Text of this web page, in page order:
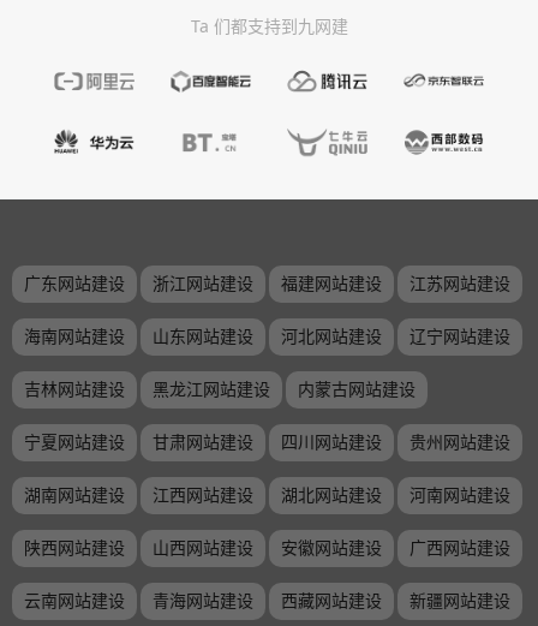
Ta 们都支持到九网建
广东网站建设 浙江网站建设 福建网站建设 江苏网站建设
海南网站建设 山东网站建设 河北网站建设 辽宁网站建设
吉林网站建设 黑龙江网站建设 内蒙古网站建设
宁夏网站建设 甘肃网站建设 四川网站建设 贵州网站建设
湖南网站建设 江西网站建设 湖北网站建设 河南网站建设
陕西网站建设 山西网站建设 安徽网站建设 广西网站建设
云南网站建设 青海网站建设 西藏网站建设 新疆网站建设